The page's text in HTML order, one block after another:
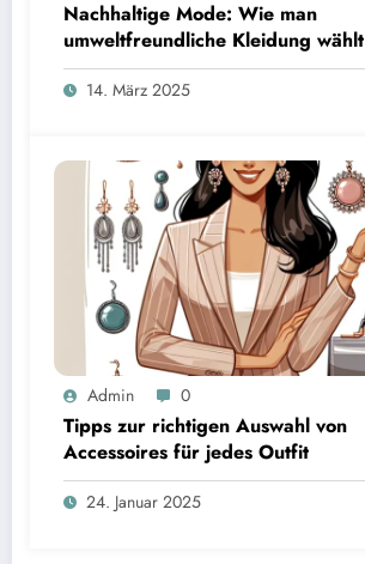
Nachhaltige Mode: Wie man
umweltfreundliche Kleidung wählt
14. März 2025
Admin 0
Tipps zur richtigen Auswahl von
Accessoires für jedes Outfit
24. Januar 2025